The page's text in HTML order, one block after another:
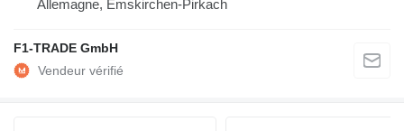
Allemagne, Emskirchen-Pirkach
F1-TRADE GmbH